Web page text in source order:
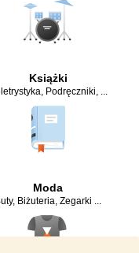
Książki
, Podręczniki, ...
Moda
, Biżuteria,Zegarki ...